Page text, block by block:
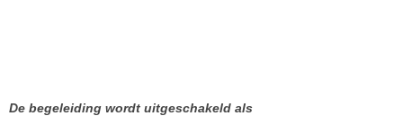
De begeleiding wordt uitgeschakeld als